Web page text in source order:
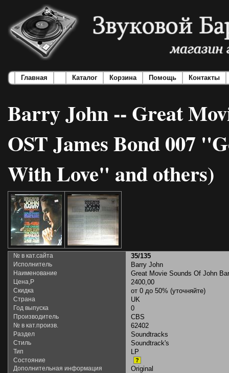
Главная Каталог Корзина Помощь Контакты
Barry John -- Great
OST James Bond 007
With Love" and others)
№ в кат.сайта 35/135
Исполнитель Barry John
Наименование Great Movie Sounds Of John
Цена,Р 2400,00
Скидка от 0 до 50% (уточняйте)
Страна UK
Год выпуска 0
Производитель CBS
№ в кат.произв. 62402
Раздел Soundtracks
Стиль Soundtrack's
Тип LP
Состояние ?
Дополнительная информация Original